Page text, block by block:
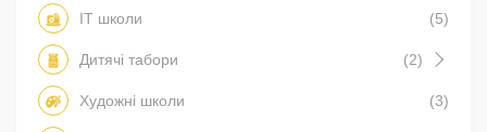
IT школи (5)
Дитячі табори (2)
Художні школи (3)